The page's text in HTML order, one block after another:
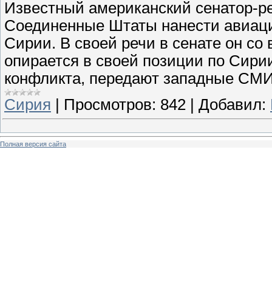
Известный американский сенатор-
Соединенные Штаты нанести
Сирии. В своей речи в сенате он со
опирается в своей позиции по
конфликта, передают западные
Сирия
Просмотров: 842 Добавил:
Полная версия сайта